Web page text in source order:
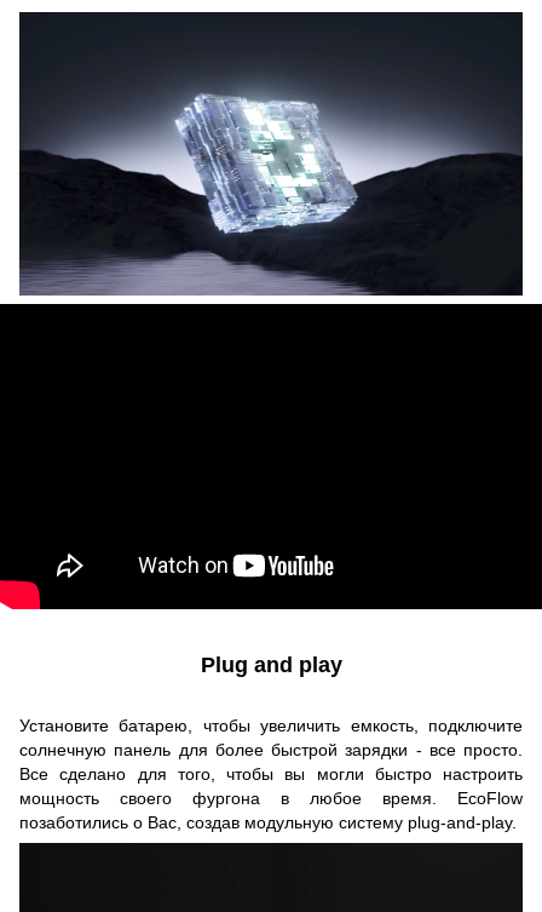
Plug and play
Установите батарею, чтобы увеличить емкость, подключите
солнечную панель для более быстрой зарядки - все просто.
Все сделано для того, чтобы вы могли быстро настроить
мощность своего фургона в любое время. EcoFlow
позаботились о Вас, создав модульную систему plug-and-play.